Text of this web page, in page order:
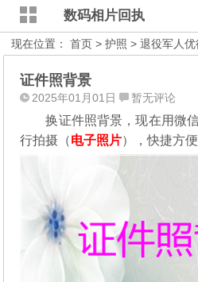
数码相片回执
现在位置：首页 >护照 >退役军人优
证件照背景
2025年01月01日 暂无评论
换证件照背景，现在用微
行拍摄（电子照片），快捷方